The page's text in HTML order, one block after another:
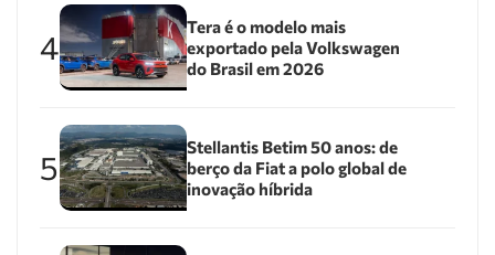
4
Tera é o modelo mais
exportado pela Volkswagen
do Brasil em 2026
5
Stellantis Betim 50 anos: de
berço da Fiat a polo global de
inovação híbrida